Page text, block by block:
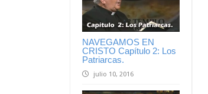
NAVEGAMOS EN
CRISTO Capítulo 2: Los
Patriarcas.
julio 10, 2016